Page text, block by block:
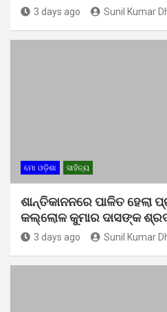
3 days ago Sunil Kumar
ମୋ ଓଡ଼ିଶା ସାହିତ୍ୟ
ଶାନ୍ତିକାନନରେ ପାଳିତ ହେଲା
କଲ୍ଲୋଳ କୁମାର ଦାସଙ୍କ
3 days ago Sunil Kumar